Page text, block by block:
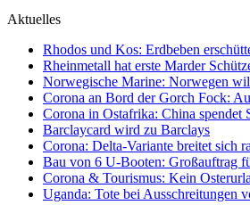
Aktuelles
Rhodos und Kos: Erdbeben
Rheinmetall hat erste Marder
Norwegische Marine: Norwegen
Corona an Bord der Gorch Fock:
Corona in Ostafrika: China spendet
Barclaycard wird zu Barclays
Corona: Delta-Variante breitet sich
Bau von 6 U-Booten: Großauftrag
Corona & Tourismus: Kein
Uganda: Tote bei Ausschreitungen